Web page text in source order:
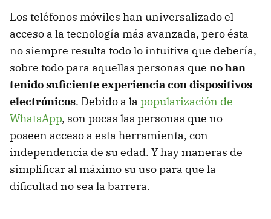
Los teléfonos móviles han universalizado el
acceso a la tecnología más avanzada, pero ésta
no siempre resulta todo lo intuitiva que debería,
sobre todo para aquellas personas que no han
tenido suficiente experiencia con dispositivos
electrónicos. Debido a la popularización de
WhatsApp, son pocas las personas que no
poseen acceso a esta herramienta, con
independencia de su edad. Y hay maneras de
simplificar al máximo su uso para que la
dificultad no sea la barrera.